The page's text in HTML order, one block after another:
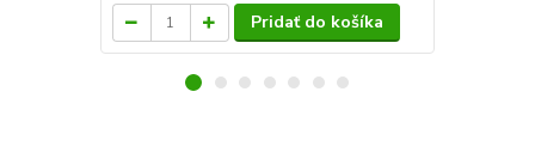
Pridať do košíka